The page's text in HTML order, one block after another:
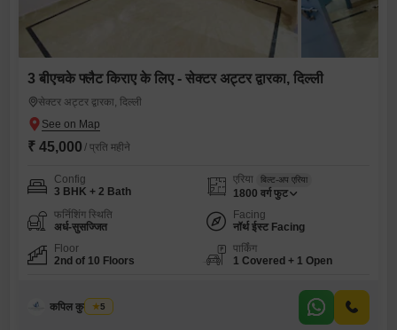
3 बीएचके फ्लैट किराए के लिए - सेक्टर अट्टर द्वारका, दिल्ली
सेक्टर अट्टर द्वारका, दिल्ली
₹ 45,000 / प्रति महीने
Config
3 BHK + 2 Bath
एरिया बिल्ट-अप एरिया
1800 वर्ग फुट
फर्निशिंग स्थिति
अर्ध-सुसज्जित
Facing
नॉर्थ ईस्ट Facing
Floor
2nd of 10 Floors
पार्किंग
1 Covered + 1 Open
कपिल कुमार राही
5